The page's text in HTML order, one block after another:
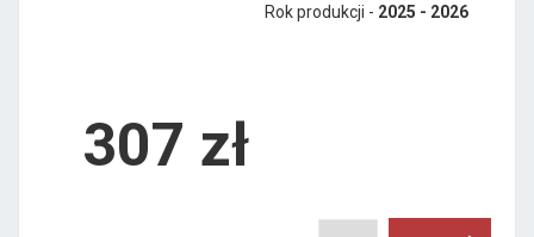
Rok produkcji - 2025 - 2026
307 zł